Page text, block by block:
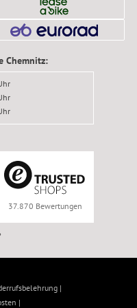
Chemnitz:
37.870 Bewertungen
|
|